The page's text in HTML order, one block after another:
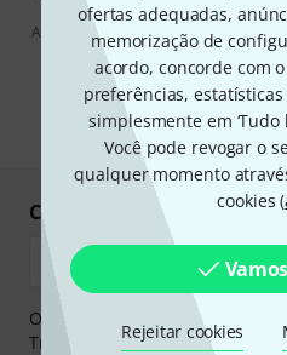
ofertas adequadas,
memorização de
acordo, concorde com
preferências,
simplesmente em ‘Tudo
Você pode revogar o
qualquer momento
cookies (
Rejeitar cookies
Ao clicar em "Inscreva-se agora",
e-mail. Posso cancelar a
encontrar mais informações
proteção
*
Compre e pague em
O pagamento pode ser feito de
Transferência bancária, PayPal